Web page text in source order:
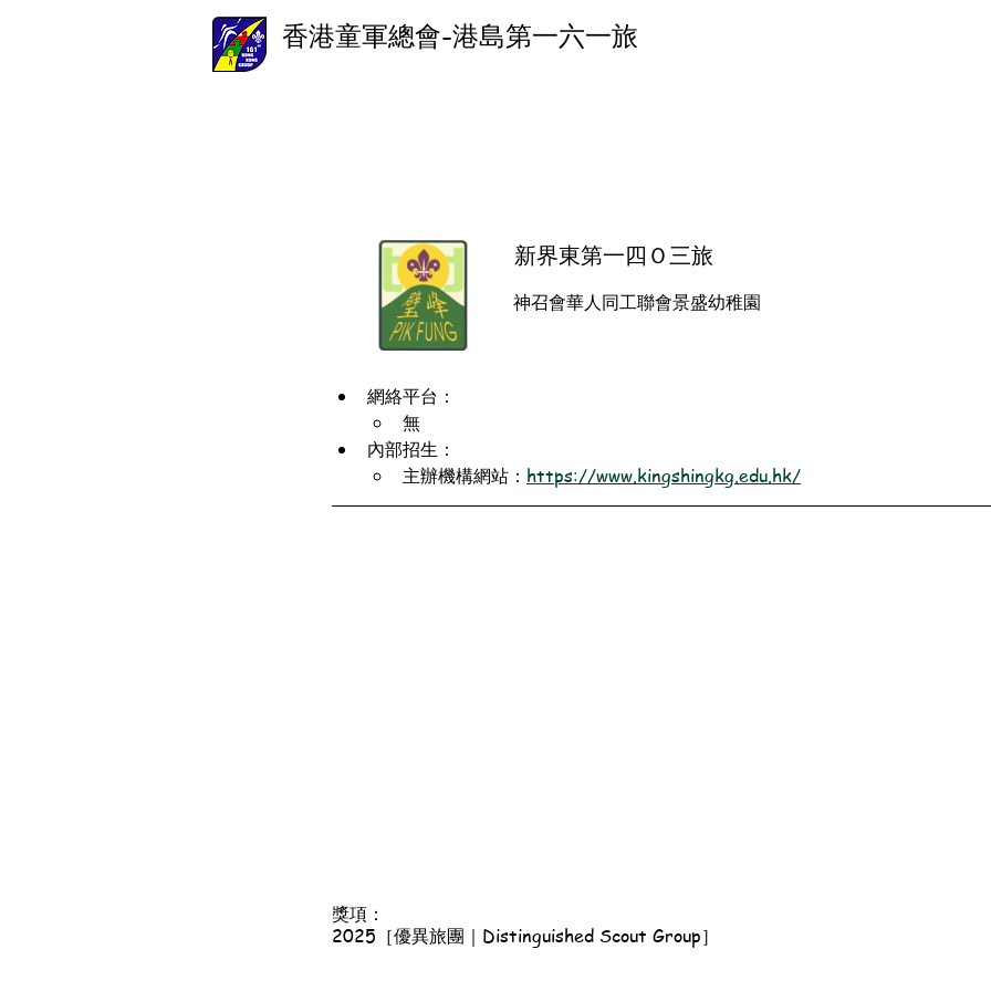
香港童軍總會-港島第一六一旅
新界東第一四Ｏ三旅
神召會華人同工聯會景盛幼稚園
網絡平台：
無
內部招生：
主辦機構網站： https://www.kingshingkg.edu.hk/
獎項：
2025［優異旅團｜Distinguished Scout Group］